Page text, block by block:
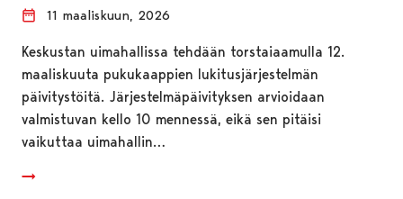
11 maaliskuun, 2026
Keskustan uimahallissa tehdään torstaiaamulla 12.
maaliskuuta pukukaappien lukitusjärjestelmän
päivitystöitä. Järjestelmäpäivityksen arvioidaan
valmistuvan kello 10 mennessä, eikä sen pitäisi
vaikuttaa uimahallin…